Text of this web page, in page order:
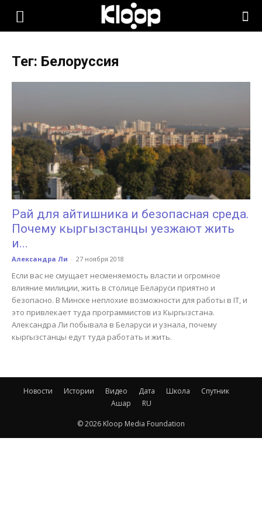
KLOOP.KG
Кыргызстана
Тег: Белоруссия
Рай для айтишника и безопасная среда.
Почему кыргызстанцы уезжают жить
и...
Александра Ли - 27 ноября 2018
Если вас не смущает несменяемость власти и огромное
влияние милиции, жить в столице Беларуси приятно и
безопасно. В Минске неплохие возможности для работы в IT, и
это привлекает туда программистов из Кыргызстана.
Александра Ли побывала в Беларуси и узнала, почему
кыргызстанцы едут туда работать и жить.
Новости Истории Видео Дата Школа
Спутник
Ашар
RU
© 2026 Kloop Media Foundation